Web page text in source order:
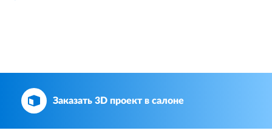
Заказать 3D проект в салоне